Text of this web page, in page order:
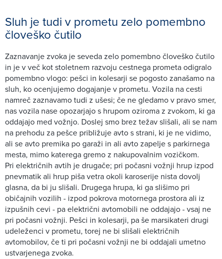
Sluh je tudi v prometu zelo pomembno
človeško čutilo
Zaznavanje zvoka je seveda zelo pomembno človeško čutilo
in je v več kot stoletnem razvoju cestnega prometa odigralo
pomembno vlogo: pešci in kolesarji se pogosto zanašamo na
sluh, ko ocenjujemo dogajanje v prometu. Vozila na cesti
namreč zaznavamo tudi z ušesi; če ne gledamo v pravo smer,
nas vozila nase opozarjajo s hrupom oziroma z zvokom, ki ga
oddajajo med vožnjo. Doslej smo brez težav slišali, ali se nam
na prehodu za pešce približuje avto s strani, ki je ne vidimo,
ali se avto premika po garaži in ali avto zapelje s parkirnega
mesta, mimo katerega gremo z nakupovalnim vozičkom.
Pri električnih avtih je drugače; pri počasni vožnji hrup izpod
pnevmatik ali hrup piša vetra okoli karoserije nista dovolj
glasna, da bi ju slišali. Drugega hrupa, ki ga slišimo pri
običajnih vozilih - izpod pokrova motornega prostora ali iz
izpušnih cevi - pa električni avtomobili ne oddajajo - vsaj ne
pri počasni vožnji. Pešci in kolesarji, pa še marsikateri drugi
udeleženci v prometu, torej ne bi slišali električnih
avtomobilov, če ti pri počasni vožnji ne bi oddajali umetno
ustvarjenega zvoka.